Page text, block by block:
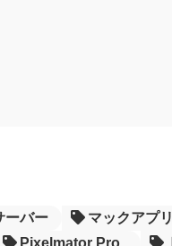
ーバー マックアプリ